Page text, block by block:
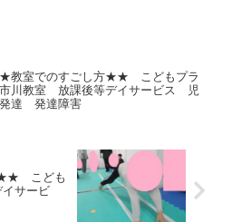
教室でのすごし方★★ こどもプラ
川教室 放課後等デイサービス 児
達 発達障害
★★ こども
サービ